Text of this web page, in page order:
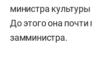
министра
До этого она
замминистра.